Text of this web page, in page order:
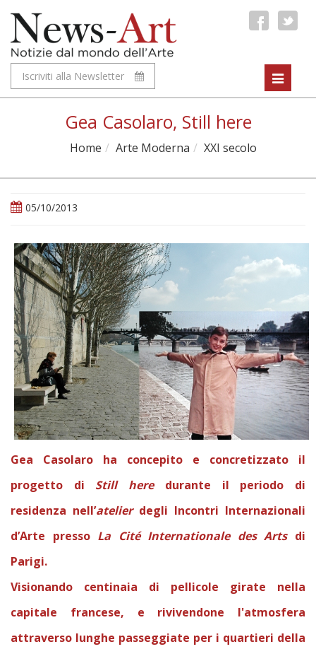
Iscriviti alla Newsletter
Toggle
Gea Casolaro, Still here
Home Arte Moderna XXI secolo
05/10/2013
Gea Casolaro ha concepito e concretizzato il
progetto di Still heredurante il periodo di
residenza nell’atelierdegli Incontri Internazionali
d’Arte presso La Cité Internationale des Artsdi
Parigi.
Visionando centinaia di pellicole girate nella
capitale francese, e rivivendone l'atmosfera
attraverso lunghe passeggiate per i quartieri della